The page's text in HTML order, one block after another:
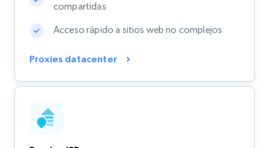
compartidas
Acceso rápido a sitios web no complejos
Proxies datacenter